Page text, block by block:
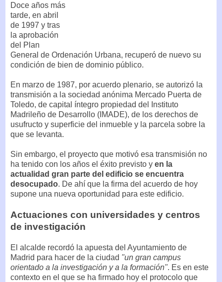
Doce años más
tarde, en abril
de 1997 y tras
la aprobación
del Plan
General de Ordenación Urbana, recuperó de nuevo su
condición de bien de dominio público.
En marzo de 1987, por acuerdo plenario, se autorizó la
transmisión a la sociedad anónima Mercado Puerta de
Toledo, de capital íntegro propiedad del Instituto
Madrileño de Desarrollo (IMADE), de los derechos de
usufructo y superficie del inmueble y la parcela sobre la
que se levanta.
Sin embargo, el proyecto que motivó esa transmisión no
ha tenido con los años el éxito previsto y en la
actualidad gran parte del edificio se encuentra
desocupado. De ahí que la firma del acuerdo de hoy
supone una nueva oportunidad para este edificio.
Actuaciones con universidades y centros
de investigación
El alcalde recordó la apuesta del Ayuntamiento de
Madrid para hacer de la ciudad "un gran campus
orientado a la investigación y a la formación". Es en este
contexto en el que se ha firmado hoy el protocolo que